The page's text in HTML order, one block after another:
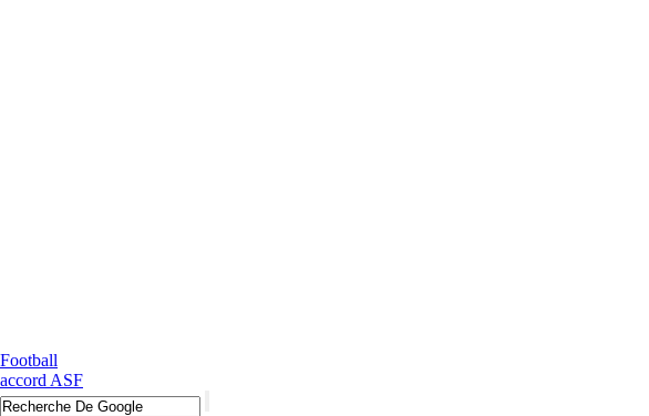
Football
accord ASF